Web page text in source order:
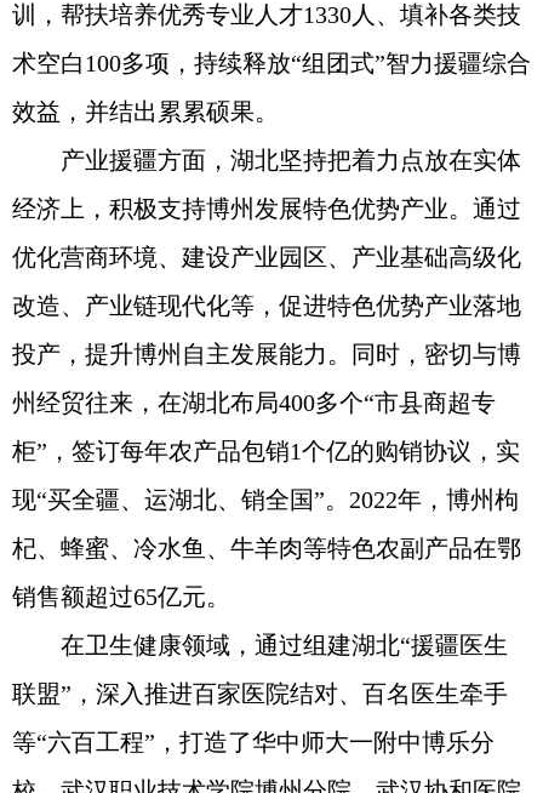
训，帮扶培养优秀专业人才1330人、填补各类技
术空白100多项，持续释放“组团式”智力援疆综合
效益，并结出累累硕果。
产业援疆方面，湖北坚持把着力点放在实体
经济上，积极支持博州发展特色优势产业。通过
优化营商环境、建设产业园区、产业基础高级化
改造、产业链现代化等，促进特色优势产业落地
投产，提升博州自主发展能力。同时，密切与博
州经贸往来，在湖北布局400多个“市县商超专
柜”，签订每年农产品包销1个亿的购销协议，实
现“买全疆、运湖北、销全国”。2022年，博州枸
杞、蜂蜜、冷水鱼、牛羊肉等特色农副产品在鄂
销售额超过65亿元。
在卫生健康领域，通过组建湖北“援疆医生
联盟”，深入推进百家医院结对、百名医生牵手
等“六百工程”，打造了华中师大一附中博乐分